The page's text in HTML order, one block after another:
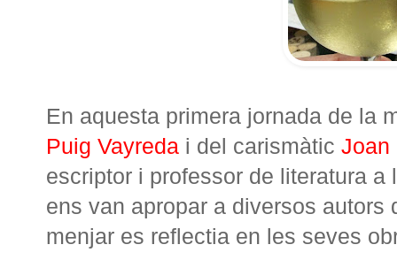
En aquesta primera jornada de la
Puig Vayreda i del carismàtic Joan
escriptor i professor de literatura a
ens van apropar a diversos autors
menjar es reflectia en les seves